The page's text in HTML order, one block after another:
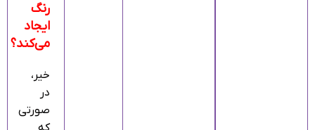
رنگ
ایجاد
می‌کند؟
خیر،
در
صورتی